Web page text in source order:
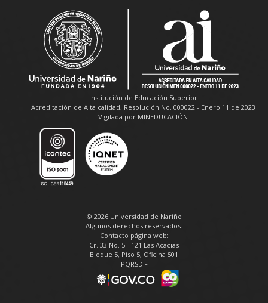
Institución de Educación Superior
Acreditación de Alta calidad, Resolución No. 000022 - Enero 11 de 2023
Vigilada por MINEDUCACIÓN
© 2026 Universidad de Nariño
Algunos derechos reservados.
Contacto página web:
Cr. 33 No. 5 - 121 Las Acacias
Bloque 5, Piso 5, Oficina 501
PQRSD'F